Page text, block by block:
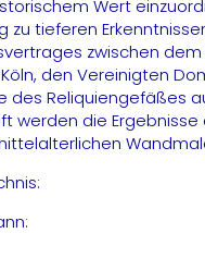
Wert
zu tieferen
zwischen
den Vereinigten
des Reliquiengefäßes
werden die